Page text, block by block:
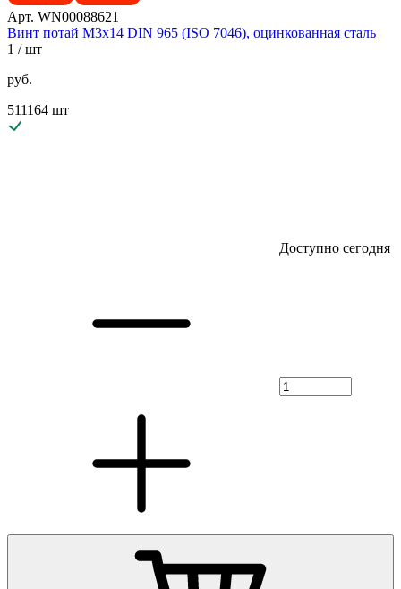
Арт. WN00088621
Винт потай М3х14 DIN 965 (ISO 7046), оцинкованная сталь
1 / шт
руб.
511164 шт
Доступно сегодня